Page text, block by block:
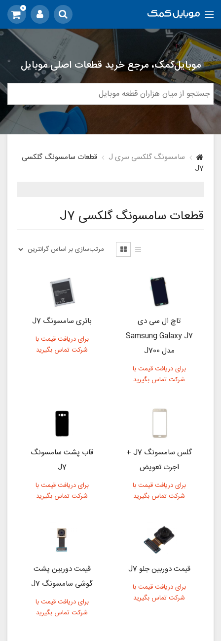
0
موبایل‌کمک، مرجع خرید قطعات اصلی موبایل
سامسونگ گلکسی سری J
قطعات سامسونگ گلکسی
J7
قطعات سامسونگ گلکسی J7
تاچ ال سی دی
Samsung Galaxy J7
مدل J700
برای دریافت قیمت با
شرکت تماس بگیرید
باتری سامسونگ J7
برای دریافت قیمت با
شرکت تماس بگیرید
گلس سامسونگ J7 +
اجرت تعویض
برای دریافت قیمت با
شرکت تماس بگیرید
قاب پشت سامسونگ
J7
برای دریافت قیمت با
شرکت تماس بگیرید
قیمت دوربین جلو J7
برای دریافت قیمت با
شرکت تماس بگیرید
قیمت دوربین پشت
گوشی سامسونگ J7
برای دریافت قیمت با
شرکت تماس بگیرید